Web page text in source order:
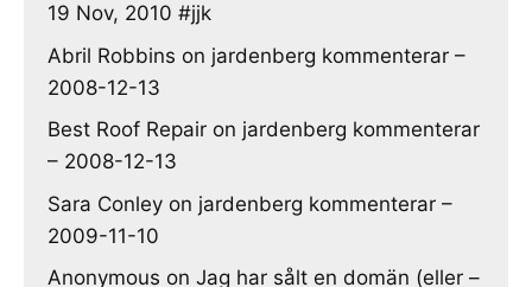
19 Nov, 2010 #jjk
Abril Robbins on jardenberg kommenterar –
2008-12-13
Best Roof Repair on jardenberg kommenterar
– 2008-12-13
Sara Conley on jardenberg kommenterar –
2009-11-10
Anonymous on Jag har sålt en domän (eller –